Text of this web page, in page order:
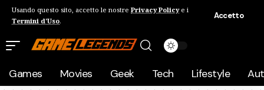
Usando questo sito, accetto le nostre Privacy Policye i
Termini d'Uso.
Accetto
Games Movies Geek Tech Lifestyle